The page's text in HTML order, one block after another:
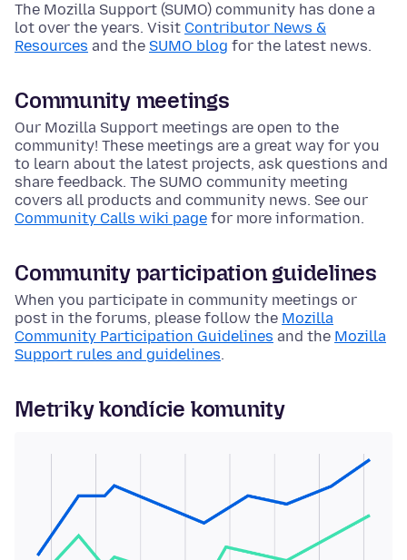
The Mozilla Support (SUMO) community has done a
lot over the years. Visit Contributor News &
Resources and the SUMO blog for the latest news.
Community meetings
Our Mozilla Support meetings are open to the
community! These meetings are a great way for you
to learn about the latest projects, ask questions and
share feedback. The SUMO community meeting
covers all products and community news. See our
Community Calls wiki page for more information.
Community participation guidelines
When you participate in community meetings or
post in the forums, please follow the Mozilla
Community Participation Guidelines and the Mozilla
Support rules and guidelines.
Metriky kondície komunity